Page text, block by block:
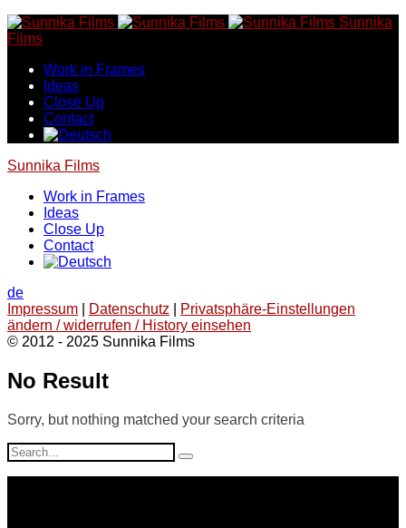
Skip
to
Sunnika
Films
Work in Frames
Ideas
Close Up
Contact
Sunnika Films
Work in Frames
Ideas
Close Up
Contact
de
Impressum
Datenschutz
Privatsphäre-Einstellungen
ändern / widerrufen / History einsehen
© 2012 - 2025 Sunnika Films
No Result
Sorry, but nothing matched your search criteria
Search
for: